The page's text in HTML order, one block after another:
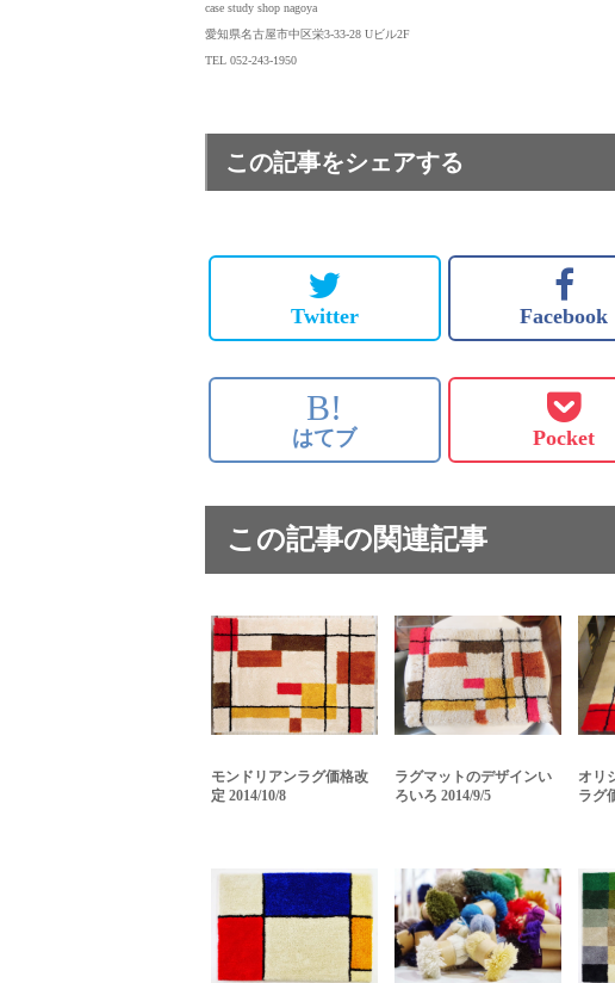
case study shop nagoya
愛知県名古屋市中区栄3-33-28 Uビル2F
TEL 052-243-1950
この記事をシェアする
Twitter Facebook
B!
はてブ Pocket
この記事の関連記事
モンドリアンラグ価格改
定 2014/10/8
ラグマットのデザインい
ろいろ 2014/9/5
オリ
ラグ